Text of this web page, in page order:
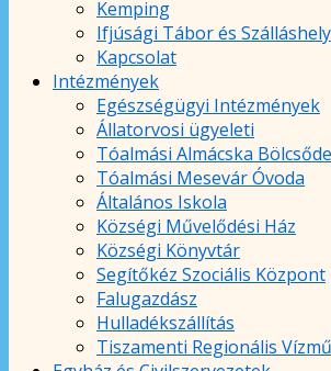
Kemping
Ifjúsági Tábor és Szálláshely
Kapcsolat
Intézmények
Egészségügyi Intézmények
Állatorvosi ügyeleti
Tóalmási Almácska Bölcsőde
Tóalmási Mesevár Óvoda
Általános Iskola
Községi Művelődési Ház
Községi Könyvtár
Segítőkéz Szociális Központ
Falugazdász
Hulladékszállítás
Tiszamenti Regionális